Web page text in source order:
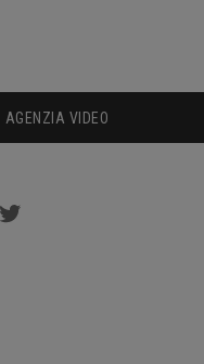
AGENZIA VIDEO